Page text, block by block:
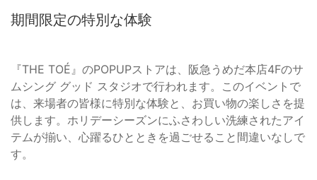
期間限定の特別な体験
『THE TOÉ』のPOPUPストアは、阪急うめだ本店4Fのサ
ムシング グッド スタジオで行われます。このイベントで
は、来場者の皆様に特別な体験と、お買い物の楽しさを提
供します。ホリデーシーズンにふさわしい洗練されたアイ
テムが揃い、心躍るひとときを過ごせること間違いなしで
す。